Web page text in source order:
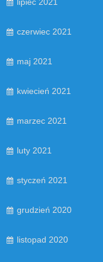
lipiec 2021
czerwiec 2021
maj 2021
kwiecień 2021
marzec 2021
luty 2021
styczeń 2021
grudzień 2020
listopad 2020